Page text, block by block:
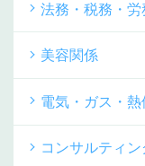
法務・税務・労
美容関係
電気・ガス・
コンサルティン